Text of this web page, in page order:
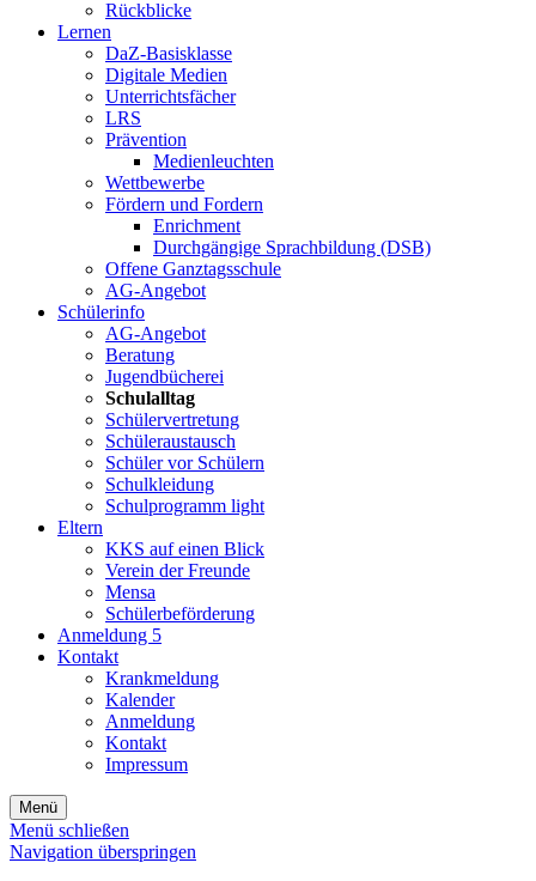
Rückblicke
Lernen
DaZ-Basisklasse
Digitale Medien
Unterrichtsfächer
LRS
Prävention
Medienleuchten
Wettbewerbe
Fördern und Fordern
Enrichment
Durchgängige Sprachbildung (DSB)
Offene Ganztagsschule
AG-Angebot
Schülerinfo
AG-Angebot
Beratung
Jugendbücherei
Schulalltag
Schülervertretung
Schüleraustausch
Schüler vor Schülern
Schulkleidung
Schulprogramm light
Eltern
KKS auf einen Blick
Verein der Freunde
Mensa
Schülerbeförderung
Anmeldung 5
Kontakt
Krankmeldung
Kalender
Anmeldung
Kontakt
Impressum
Menü
Menü schließen
Navigation überspringen